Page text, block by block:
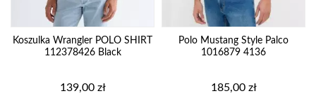
Koszulka Wrangler POLO SHIRT
112378426 Black
Cena
139,00 zł
Polo Mustang Style Palco
1016879 4136
Cena
185,00 zł